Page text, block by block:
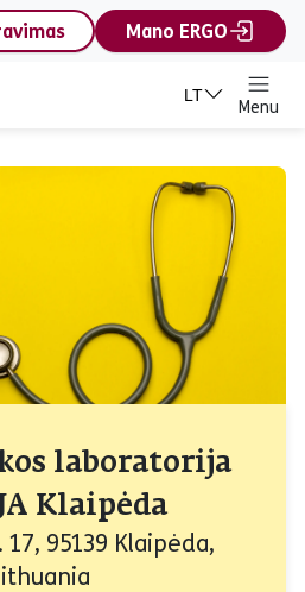
content
Mano ERGO
LT
Menu
laboratorija
Klaipėda
17, 95139 Klaipėda,